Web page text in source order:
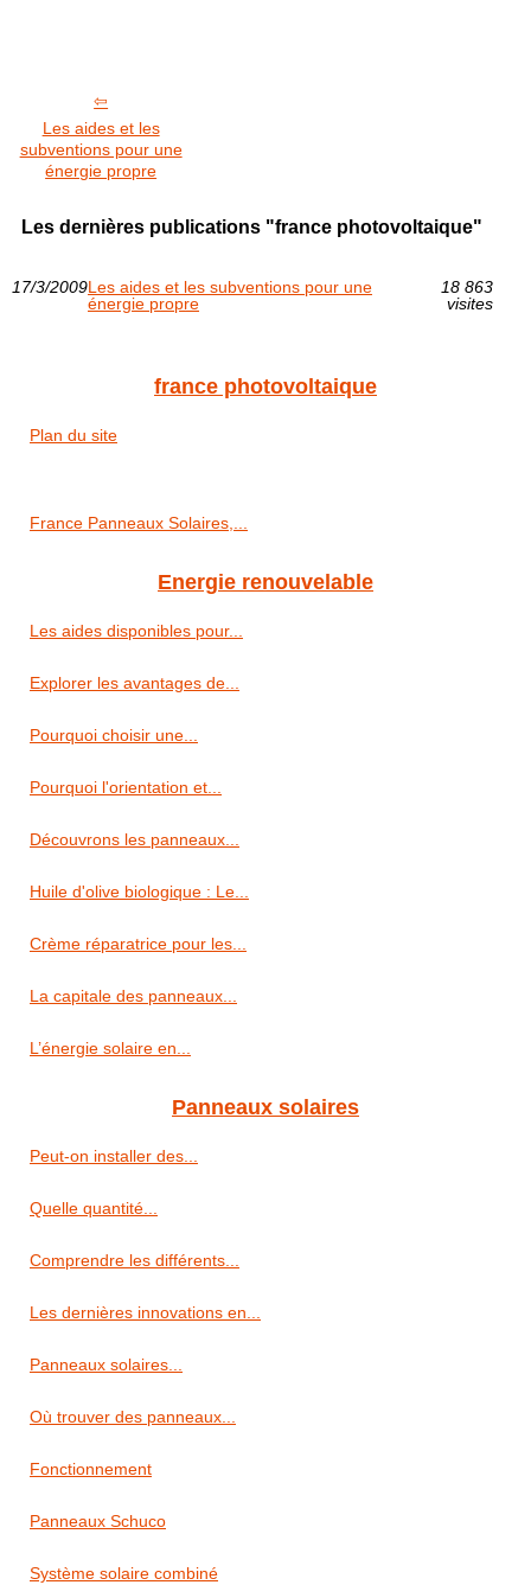
Les aides et les
subventions pour une
énergie propre
Les dernières publications "france photovoltaique"
17/3/2009Les aides et les subventions pour une
énergie propre
18 863
visites
france photovoltaique
Plan du site
France Panneaux Solaires,...
Energie renouvelable
Les aides disponibles pour...
Explorer les avantages de...
Pourquoi choisir une...
Pourquoi l'orientation et...
Découvrons les panneaux...
Huile d'olive biologique : Le...
Crème réparatrice pour les...
La capitale des panneaux...
L’énergie solaire en...
Panneaux solaires
Peut-on installer des...
Quelle quantité...
Comprendre les différents...
Les dernières innovations en...
Panneaux solaires...
Où trouver des panneaux...
Fonctionnement
Panneaux Schuco
Système solaire combiné